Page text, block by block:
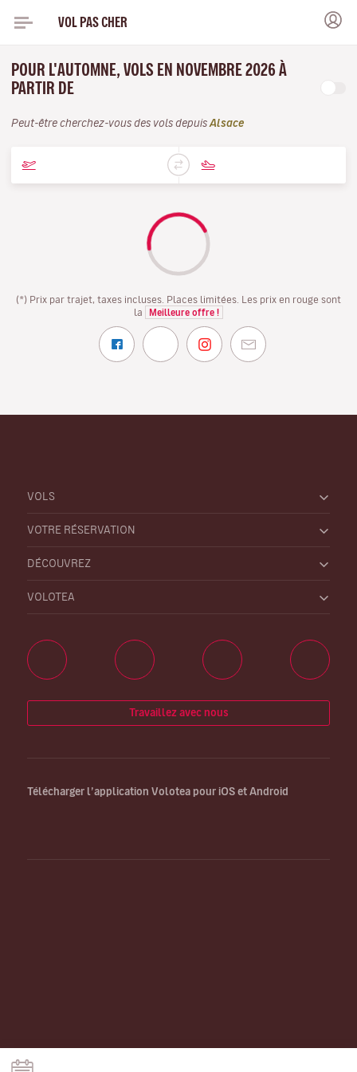
VOL PAS CHER
POUR L'AUTOMNE, VOLS EN NOVEMBRE 2026 À
PARTIR DE
Peut-être cherchez-vous des vols depuis Alsace
(*) Prix par trajet, taxes incluses. Places limitées. Les prix en rouge sont
la
Meilleure offre !
VOLS
VOTRE RÉSERVATION
DÉCOUVREZ
VOLOTEA
Travaillez avec nous
Télécharger l’application Volotea pour iOS et Android